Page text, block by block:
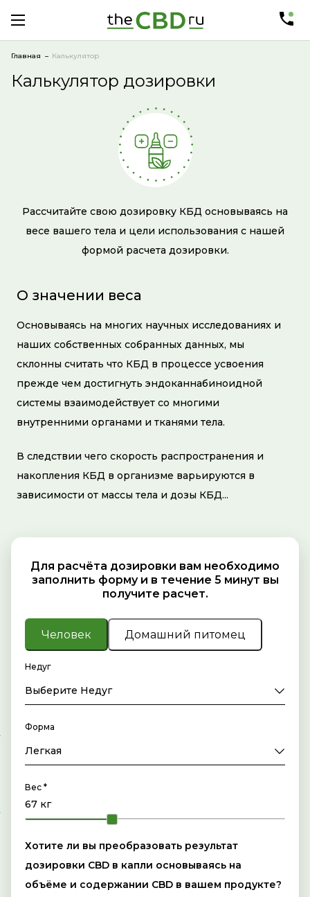
Главная Калькулятор
Калькулятор дозировки
Рассчитайте свою дозировку КБД основываясь на
весе вашего тела и цели использования с нашей
формой расчета дозировки.
О значении веса
Основываясь на многих научных исследованиях и
наших собственных собранных данных, мы
склонны считать что КБД в процессе усвоения
прежде чем достигнуть эндоканнабиноидной
системы взаимодействует со многими
внутренними органами и тканями тела.
В следствии чего скорость распространения и
накопления КБД в организме варьируются в
зависимости от массы тела и дозы КБД...
Для расчёта дозировки вам необходимо
заполнить форму и в течение 5 минут вы
получите расчет.
Человек Домашний питомец
Недуг
Выберите Недуг
Форма
Легкая
Вес *
Хотите ли вы преобразовать результат
дозировки CBD в капли основываясь на
объёме и содержании CBD в вашем продукте?